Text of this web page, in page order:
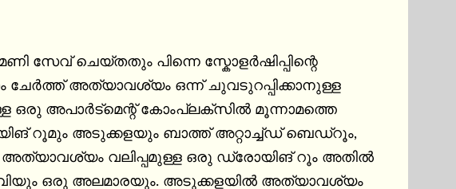
മണി സേവ് ചെയ്തതും പിന്നെ സ്കോളർഷിപ്പിന്റെ
അത്യാവശ്യം ഒന്ന് ചുവടുറപ്പിക്കാനുള്ള
ഒരു അപാർട്മെന്റ് കോംപ്ലക്സിൽ മൂന്നാമത്തെ
റൂമും അടുക്കളയും ബാത്ത് അറ്റാച്ച്ഡ് ബെഡ്റൂം,
അത്യാവശ്യം വലിപ്പമുള്ള ഒരു ഡ്രോയിങ് റൂം അതിൽ
വിയും ഒരു അലമാരയും. അടുക്കളയിൽ അത്യാവശ്യം